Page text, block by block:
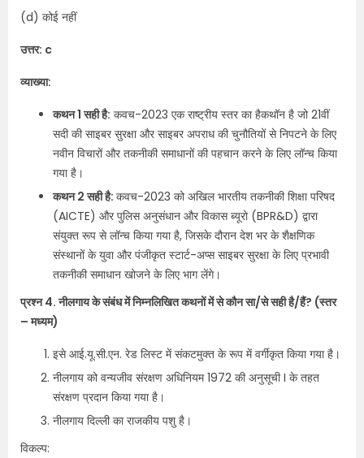
(d) कोई नहीं
उत्तर: c
व्याख्या:
कथन 1 सही है: कवच-2023 एक राष्ट्रीय स्तर का हैकथॉन है जो 21वीं
सदी की साइबर सुरक्षा और साइबर अपराध की चुनौतियों से निपटने के लिए
नवीन विचारों और तकनीकी समाधानों की पहचान करने के लिए लॉन्च किया
गया है।
कथन 2 सही है: कवच-2023 को अखिल भारतीय तकनीकी शिक्षा परिषद
(AICTE) और पुलिस अनुसंधान और विकास ब्यूरो (BPR&D) द्वारा
संयुक्त रूप से लॉन्च किया गया है, जिसके दौरान देश भर के शैक्षणिक
संस्थानों के युवा और पंजीकृत स्टार्ट-अप्स साइबर सुरक्षा के लिए प्रभावी
तकनीकी समाधान खोजने के लिए भाग लेंगे।
प्रश्न 4. नीलगाय के संबंध में निम्नलिखित कथनों में से कौन सा/से सही है/हैं? (स्तर
– मध्यम)
इसे आई.यू.सी.एन. रेड लिस्ट में संकटमुक्त के रूप में वर्गीकृत किया गया है।
नीलगाय को वन्यजीव संरक्षण अधिनियम 1972 की अनुसूची I के तहत
संरक्षण प्रदान किया गया है।
नीलगाय दिल्ली का राजकीय पशु है।
विकल्प: